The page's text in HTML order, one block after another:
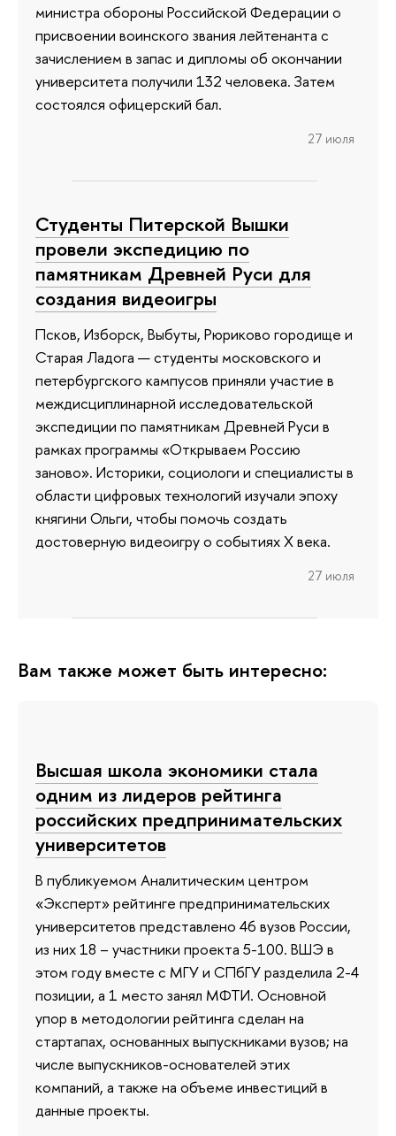
министра обороны Российской Федерации о
присвоении воинского звания лейтенанта с
зачислением в запас и дипломы об окончании
университета получили 132 человека. Затем
состоялся офицерский бал.
27 июля
Студенты Питерской Вышки
провели экспедицию по
памятникам Древней Руси для
создания видеоигры
Псков, Изборск, Выбуты, Рюриково городище и
Старая Ладога — студенты московского и
петербургского кампусов приняли участие в
междисциплинарной исследовательской
экспедиции по памятникам Древней Руси в
рамках программы «Открываем Россию
заново». Историки, социологи и специалисты в
области цифровых технологий изучали эпоху
княгини Ольги, чтобы помочь создать
достоверную видеоигру о событиях X века.
27 июля
Вам также может быть интересно:
Высшая школа экономики стала
одним из лидеров рейтинга
российских предпринимательских
университетов
В публикуемом Аналитическим центром
«Эксперт» рейтинге предпринимательских
университетов представлено 46 вузов России,
из них 18 – участники проекта 5-100. ВШЭ в
этом году вместе с МГУ и СПбГУ разделила 2-4
позиции, а 1 место занял МФТИ. Основной
упор в методологии рейтинга сделан на
стартапах, основанных выпускниками вузов; на
числе выпускников-основателей этих
компаний, а также на объеме инвестиций в
данные проекты.